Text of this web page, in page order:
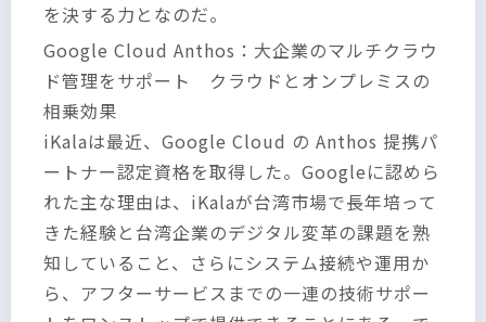
を決する力となのだ。
Google Cloud Anthos：大企業のマルチクラウ
ド管理をサポート クラウドとオンプレミスの
相乗効果
iKalaは最近、Google Cloud の Anthos 提携パ
ートナー認定資格を取得した。Googleに認めら
れた主な理由は、iKalaが台湾市場で長年培って
きた経験と台湾企業のデジタル変革の課題を熟
知していること、さらにシステム接続や運用か
ら、アフターサービスまでの一連の技術サポー